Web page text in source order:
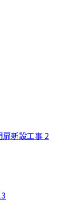
扉新設工事 2